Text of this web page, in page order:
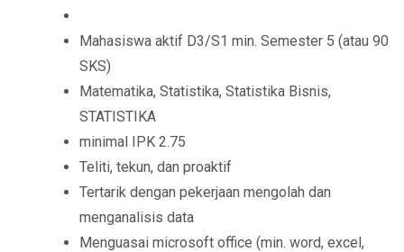
Mahasiswa aktif D3/S1 min. Semester 5 (atau 90
SKS)
Matematika, Statistika, Statistika Bisnis,
STATISTIKA
minimal IPK 2.75
Teliti, tekun, dan proaktif
Tertarik dengan pekerjaan mengolah dan
menganalisis data
Menguasai microsoft office (min. word, excel,